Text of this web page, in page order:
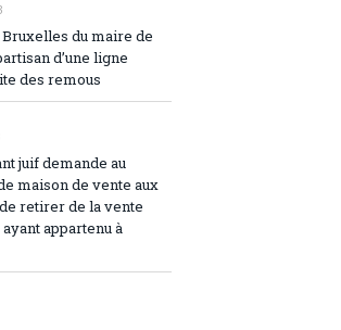
du maire de
d’une ligne
des remous
juif demande au
maison de vente aux
retirer de la vente
appartenu à